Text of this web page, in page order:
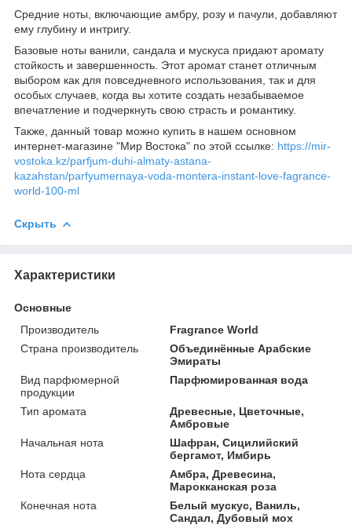
Средние ноты, включающие амбру, розу и пачули, добавляют
ему глубину и интригу.
Базовые ноты ванили, сандала и мускуса придают аромату
стойкость и завершенность. Этот аромат станет отличным
выбором как для повседневного использования, так и для
особых случаев, когда вы хотите создать незабываемое
впечатление и подчеркнуть свою страсть и романтику.
Также, данный товар можно купить в нашем основном
интернет-магазине "Мир Востока" по этой ссылке: https://mir-
vostoka.kz/parfjum-duhi-almaty-astana-
kazahstan/parfyumernaya-voda-montera-instant-love-fagrance-
world-100-ml
Скрыть
Характеристики
Основные
Производитель
Fragrance World
Страна производитель
Объединённые Арабские
Эмираты
Вид парфюмерной
продукции
Парфюмированная вода
Тип аромата
Древесные, Цветочные,
Амбровые
Начальная нота
Шафран, Сицилийский
бергамот, Имбирь
Нота сердца
Амбра, Древесина,
Марокканская роза
Конечная нота
Белый мускус, Ваниль,
Сандал, Дубовый мох